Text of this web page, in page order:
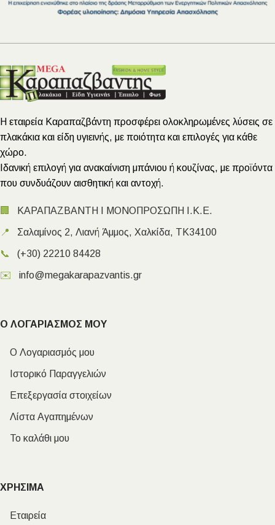
Η εταιρεία Καραπαζβάντη προσφέρει ολοκληρωμένες λύσεις σε
πλακάκια και είδη υγιεινής, με ποιότητα και επιλογές για κάθε
χώρο.
Ιδανική επιλογή για ανακαίνιση μπάνιου ή κουζίνας, με προϊόντα
που συνδυάζουν αισθητική και αντοχή.
🏢 ΚΑΡΑΠΑΖΒΑΝΤΗ Ι ΜΟΝΟΠΡΟΣΩΠΗ Ι.Κ.Ε.
📍 Σαλαμίνος 2, Λιανή Άμμος, Χαλκίδα, ΤΚ34100
📞 (+30) 22210 84428
✉️ info@megakarapazvantis.gr
Ο ΛΟΓΑΡΙΑΣΜΟΣ ΜΟΥ
Ο Λογαριασμός μου
Ιστορικό Παραγγελιών
Επεξεργασία στοιχείων
Λίστα Αγαπημένων
Το καλάθι μου
ΧΡΗΣΙΜΑ
Εταιρεία